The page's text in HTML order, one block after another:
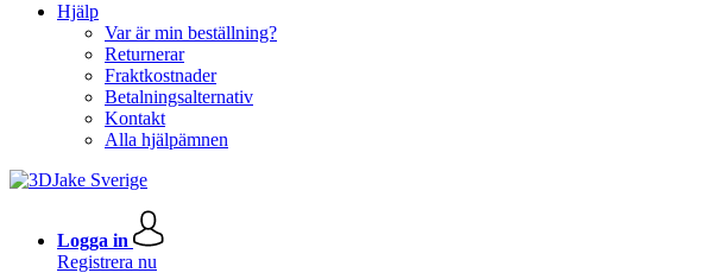
Hjälp
Var är min beställning?
Returnerar
Fraktkostnader
Betalningsalternativ
Kontakt
Alla hjälpämnen
Logga in
Registrera nu